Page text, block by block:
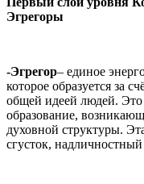
Эгрегоры
-Эгрегор– единое
которое образуется за
общей идеей людей. Это
образование,
духовной структуры.
сгусток,